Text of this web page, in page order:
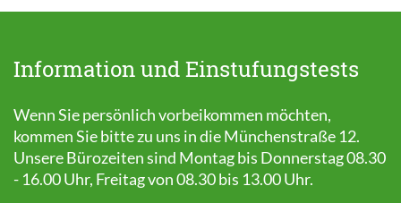
Information und Einstufungstests
Wenn Sie persönlich vorbeikommen möchten,
kommen Sie bitte zu uns in die Münchenstraße 12.
Unsere Bürozeiten sind Montag bis Donnerstag 08.30
- 16.00 Uhr, Freitag von 08.30 bis 13.00 Uhr.